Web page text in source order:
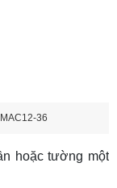
36
hoặc tường một